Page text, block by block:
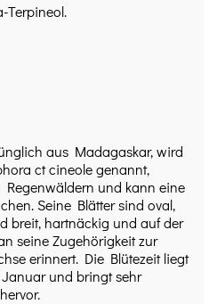
Terpineol.
aus Madagaskar, wird
ct cineole genannt,
und kann eine
Seine Blätter sind oval,
breit, hartnäckig und auf der
seine Zugehörigkeit zur
erinnert. Die Blütezeit liegt
und bringt sehr